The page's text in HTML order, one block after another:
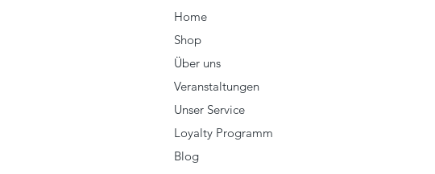
Home
Shop
Über uns
Veranstaltungen
Unser Service
Loyalty Programm
Blog